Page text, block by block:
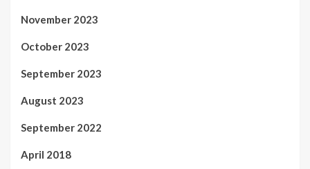
November 2023
October 2023
September 2023
August 2023
September 2022
April 2018